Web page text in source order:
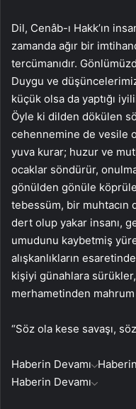
Dil, Cenâb-ı Hakk’ın
zamanda ağır bir
tercümanıdır.
Duygu ve
küçük olsa da yaptığı
Öyle ki dilden dökülen
cehennemine de vesile
yuva kurar; huzur ve
ocaklar söndürür,
gönülden gönüle
tebessüm, bir muhtacın
dert olup yakar insanı,
umudunu kaybetmiş
alışkanlıkların
kişiyi günahlara sürükler,
merhametinden
“Söz ola kese savaşı,
Haberin Devamı
Haberin Devamı